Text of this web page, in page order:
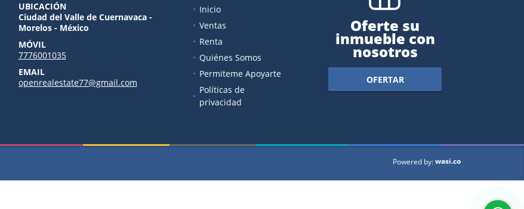
UBICACIÓN
Ciudad del Valle de Cuernavaca -
Morelos - México
MÓVIL
7776001035
EMAIL
openrealestate77@gmail.com
Inicio
Ventas
Renta
Quiénes Somos
Permiteme Apoyarte
Políticas de
privacidad
Oferte su
inmueble con
nosotros
OFERTAR
Powered by:wasi.co